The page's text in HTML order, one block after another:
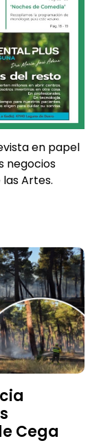
en papel
negocios
Artes.
Cega